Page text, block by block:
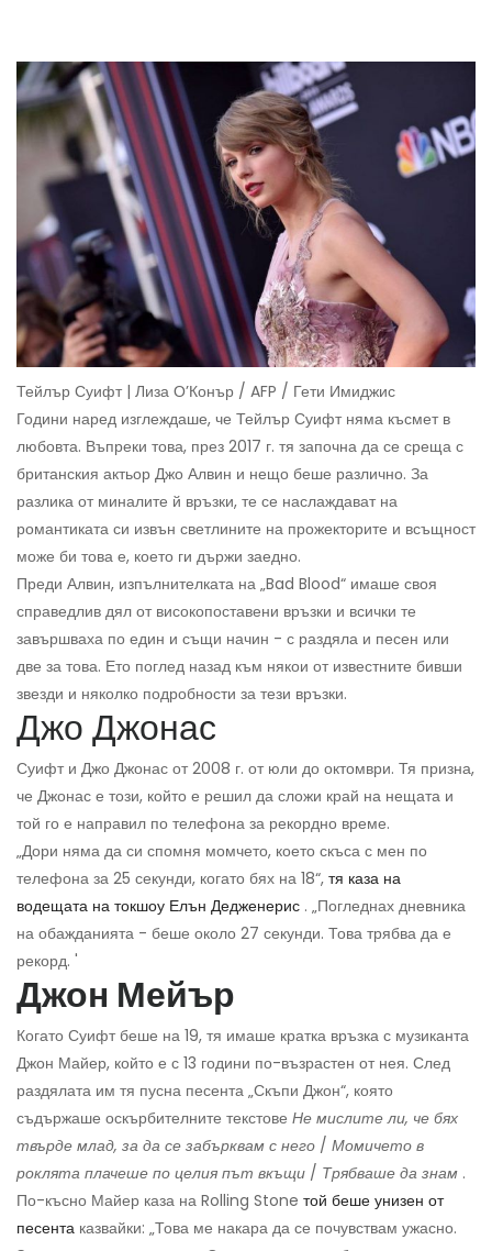
Тейлър Суифт | Лиза О’Конър / AFP / Гети Имиджис
Години наред изглеждаше, че Тейлър Суифт няма късмет в
любовта. Въпреки това, през 2017 г. тя започна да се среща с
британския актьор Джо Алвин и нещо беше различно. За
разлика от миналите й връзки, те се наслаждават на
романтиката си извън светлините на прожекторите и всъщност
може би това е, което ги държи заедно.
Преди Алвин, изпълнителката на „Bad Blood“ имаше своя
справедлив дял от високопоставени връзки и всички те
завършваха по един и същи начин - с раздяла и песен или
две за това. Ето поглед назад към някои от известните бивши
звезди и няколко подробности за тези връзки.
Джо Джонас
Суифт и Джо Джонас от 2008 г. от юли до октомври. Тя призна,
че Джонас е този, който е решил да сложи край на нещата и
той го е направил по телефона за рекордно време.
„Дори няма да си спомня момчето, което скъса с мен по
телефона за 25 секунди, когато бях на 18“, тя каза на
водещата на токшоу Елън Дедженерис . „Погледнах дневника
на обажданията - беше около 27 секунди. Това трябва да е
рекорд. '
Джон Мейър
Когато Суифт беше на 19, тя имаше кратка връзка с музиканта
Джон Майер, който е с 13 години по-възрастен от нея. След
раздялата им тя пусна песента „Скъпи Джон“, която
съдържаше оскърбителните текстове Не мислите ли, че бях
твърде млад, за да се забърквам с него / Момичето в
роклята плачеше по целия път вкъщи / Трябваше да знам .
По-късно Майер каза на Rolling Stone той беше унизен от
песента казвайки: „Това ме накара да се почувствам ужасно.